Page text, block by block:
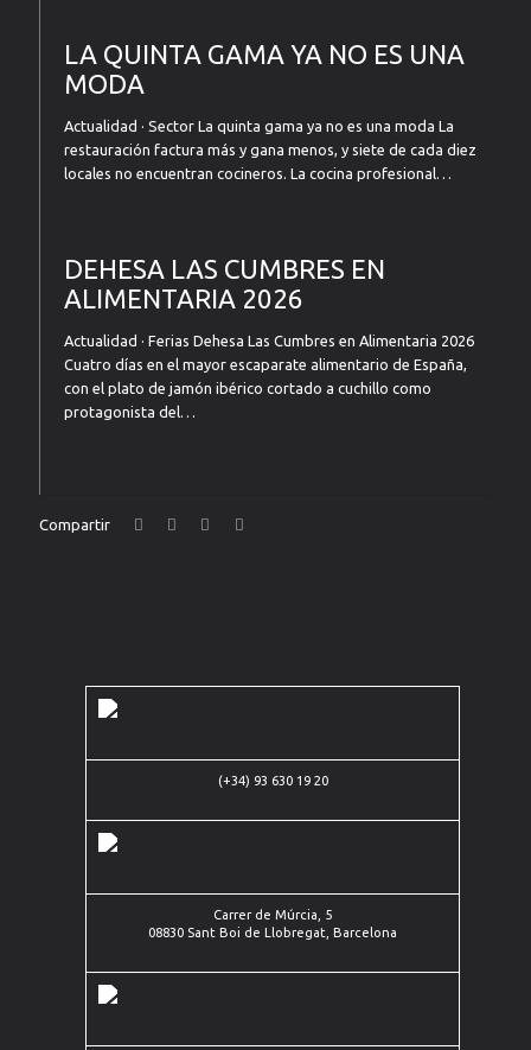
LA QUINTA GAMA YA NO ES UNA
MODA
Actualidad · Sector La quinta gama ya no es una moda La
restauración factura más y gana menos, y siete de cada diez
locales no encuentran cocineros. La cocina profesional…
DEHESA LAS CUMBRES EN
ALIMENTARIA 2026
Actualidad · Ferias Dehesa Las Cumbres en Alimentaria 2026
Cuatro días en el mayor escaparate alimentario de España,
con el plato de jamón ibérico cortado a cuchillo como
protagonista del…
Compartir
93
630
Carrer de(+34) 93 630 19 20
Carrer de Múrcia, 5
08830 Sant Boi de Llobregat, Barcelona